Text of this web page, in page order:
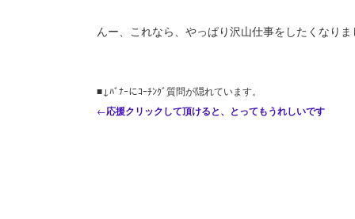
んー、これなら、やっぱり沢山仕事をしたくなりま
■↓ﾊﾞﾅｰにｺｰﾁﾝｸﾞ質問が隠れています。
←応援クリックして頂けると、とってもうれしいです